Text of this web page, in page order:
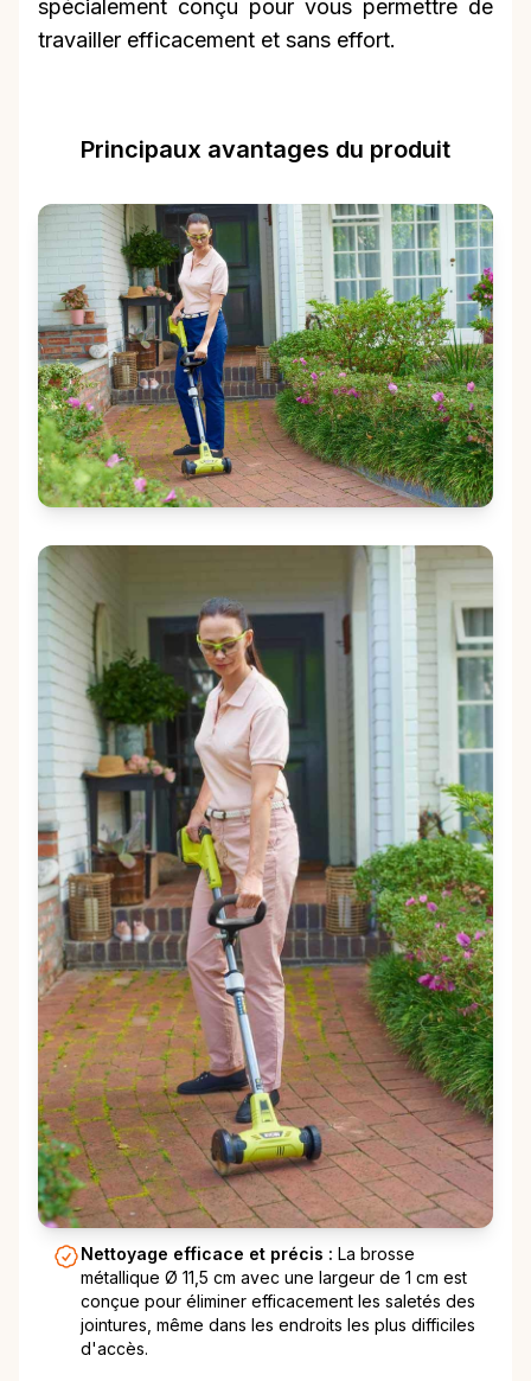
spécialement conçu pour vous permettre de
travailler efficacement et sans effort.
Principaux avantages du produit
Nettoyage efficace et précis : La brosse
métallique Ø 11,5 cm avec une largeur de 1 cm est
conçue pour éliminer efficacement les saletés des
jointures, même dans les endroits les plus difficiles
d'accès.